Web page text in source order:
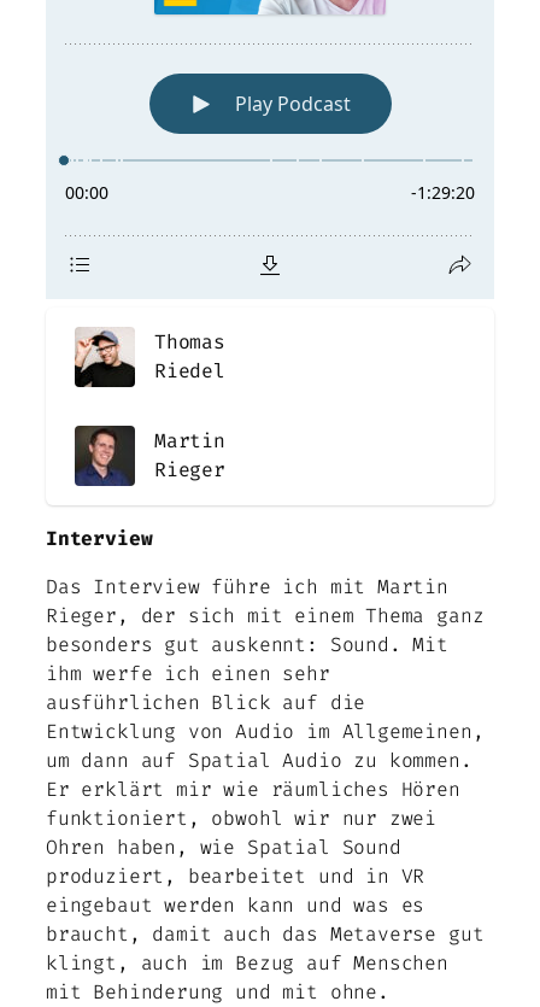
Thomas
Riedel
Martin
Rieger
Interview
Das Interview führe ich mit Martin
Rieger, der sich mit einem Thema ganz
besonders gut auskennt: Sound. Mit
ihm werfe ich einen sehr
ausführlichen Blick auf die
Entwicklung von Audio im Allgemeinen,
um dann auf Spatial Audio zu kommen.
Er erklärt mir wie räumliches Hören
funktioniert, obwohl wir nur zwei
Ohren haben, wie Spatial Sound
produziert, bearbeitet und in VR
eingebaut werden kann und was es
braucht, damit auch das Metaverse gut
klingt, auch im Bezug auf Menschen
mit Behinderung und mit ohne.